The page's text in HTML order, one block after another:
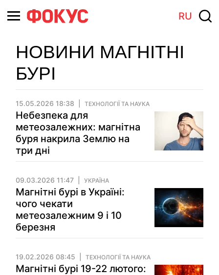
RU
НОВИНИ МАГНІТНІ
БУРІ
15.05.2026 18:38 ТЕХНОЛОГІЇ ТА НАУКА
Небезпека для
метеозалежних: магнітна
буря накрила Землю на
три дні
09.03.2026 11:47 УКРАЇНА
Магнітні бурі в Україні:
чого чекати
метеозалежним 9 і 10
березня
19.02.2026 08:45 ТЕХНОЛОГІЇ ТА НАУКА
Магнітні бурі 19-22 лютого: